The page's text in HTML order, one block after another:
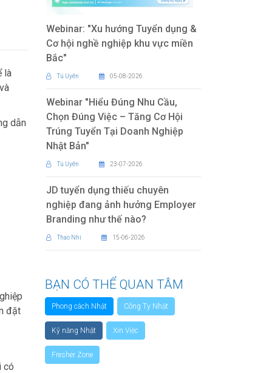
là
dẫn
đặt
có
Webinar: "Xu hướng Tuyển dụng &
Cơ hội nghề nghiệp khu vực miền
Bắc"
Tú Uyên 05-08-2026
Webinar "Hiểu Đúng Nhu Cầu,
Chọn Đúng Việc – Tăng Cơ Hội
Trúng Tuyển Tại Doanh Nghiệp
Nhật Bản"
Tú Uyên 23-07-2026
JD tuyển dụng thiếu chuyên
nghiệp đang ảnh hưởng Employer
Branding như thế nào?
Thao Nhi 15-06-2026
BẠN CÓ THỂ QUAN TÂM
Phong cách Nhật Công Ty Nhật
Kỹ năng Nhật Xin Việc
Fresher Zone